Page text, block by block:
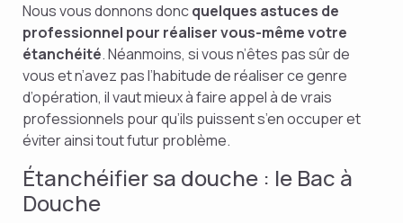
Nous vous donnons doncquelques astuces de
professionnel pour réaliser vous-même votre
étanchéité. Néanmoins, si vous n’êtes pas sûr de
vous et n’avez pas l’habitude de réaliser ce genre
d’opération, il vaut mieux à faire appel à de vrais
professionnels pour qu’ils puissent s’en occuper et
éviter ainsi tout futur problème.
Étanchéifier sa douche : le Bac à
Douche